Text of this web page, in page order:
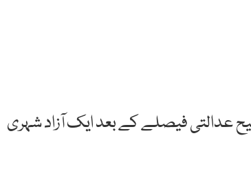
عدالتی فیصلے کے بعد ایک آزاد شہری